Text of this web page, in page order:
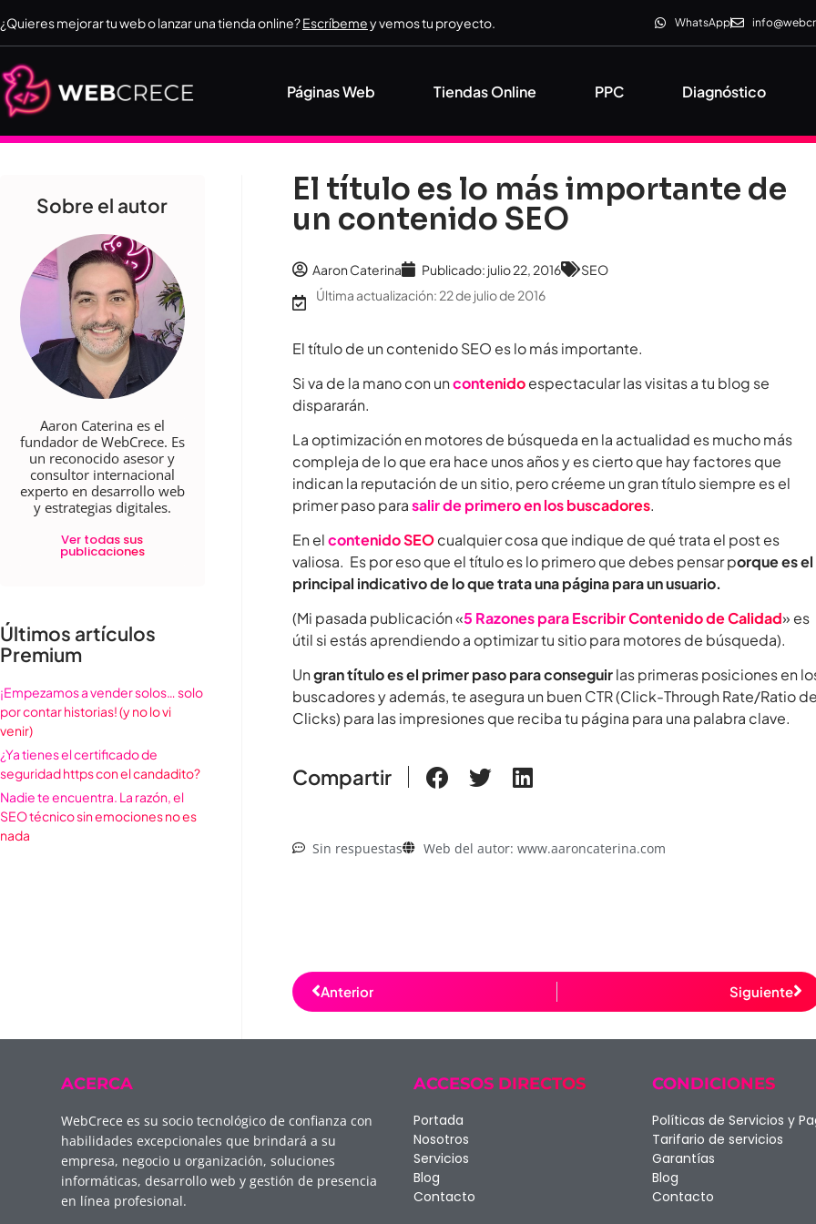
¿Quieres mejorar tu web o lanzar una tienda online?Escríbemey vemos tu proyecto. WhatsApp
Páginas Web Tiendas Online PPC Diagnóstico
Sobre el autor
Aaron Caterina es el
fundador de WebCrece. Es
un reconocido asesor y
consultor internacional
experto en desarrollo web
y estrategias digitales.
Ver todas sus
publicaciones
Últimos artículos
Premium
¡Empezamos a vender solos… solo
por contar historias! (y no lo vi
venir)
¿Ya tienes el certificado de
seguridad https con el candadito?
Nadie te encuentra. La razón, el
SEO técnico sin emociones no es
nada
El título es lo más importante de
un contenido SEO
Aaron Caterina Publicado: julio 22, 2016
SEO
Última actualización: 22 de julio de 2016
El título de un contenido SEO es lo más importante.
Si va de la mano con uncontenidoespectacular las visitas a tu blog se
dispararán.
La optimización en motores de búsqueda en la actualidad es mucho más
compleja de lo que era hace unos años y es cierto que hay factores que
indican la reputación de un sitio, pero créeme un gran título siempre es el
primer paso parasalir de primero en los buscadores.
En elcontenido SEOcualquier cosa que indique de qué trata el post es
valiosa. Es por eso que el título es lo primero que debes pensar porque es el
principal indicativo de lo que trata una página para un usuario.
(Mi pasada publicación «5 Razones para Escribir Contenido de Calidad» es
útil si estás aprendiendo a optimizar tu sitio para motores de búsqueda).
Ungran título es el primer paso para conseguirlas primeras posiciones en
buscadores y además, te asegura un buen CTR (Click-Through Rate/Ratio
Clicks) para las impresiones que reciba tu página para una palabra clave.
Compartir
Sin respuestas Web del autor: www.aaroncaterina.com
Anterior Siguiente
ACERCA
WebCrece es su socio tecnológico de confianza con
habilidades excepcionales que brindará a su
empresa, negocio u organización, soluciones
informáticas, desarrollo web y gestión de presencia
en línea profesional.
ACCESOS DIRECTOS
Portada
Nosotros
Servicios
Blog
Contacto
CONDICIONES
Políticas de Servicios y
Tarifario de servicios
Garantías
Blog
Contacto